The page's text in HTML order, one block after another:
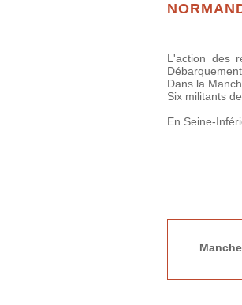
L'action des
Dans la
Six militants
En Seine-
Manche